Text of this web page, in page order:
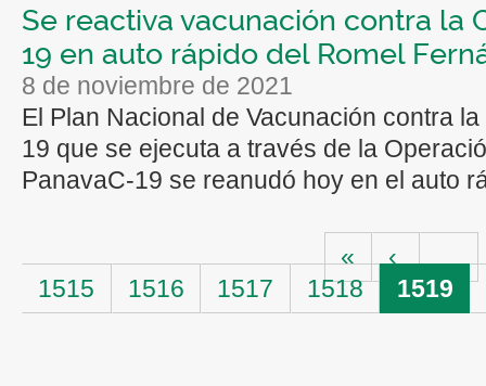
Se reactiva vacunación contra la
19 en auto rápido del Romel
8 de noviembre de 2021
El Plan Nacional de Vacunación contra
19 que se ejecuta a través de la
PanavaC-19 se reanudó hoy en el auto
« ‹
…
1515
1516 1517 1518 1519